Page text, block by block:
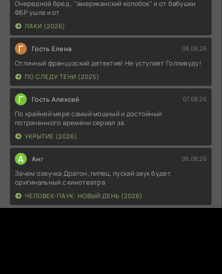
Очередной бред , "американский колобок" и от бабушки
ФБР ушла и от
ЛАКИ (2026)
Г Гость Елена 08.08.26
Отличный французский детектив! Не уступает Голливуду!
ПО СЛЕДУ ТЕНИ (2025)
Г Гость Алексей 07.08.26
По крайней мере самый мощный и достойный
потраченного времени сериал за
УКРЫТИЕ (2026)
А Анг 06.08.26
Зачем озвучка Драгон, пипец, пускай звук будет
оригинальный с кинотеатра
ЧЕЛОВЕК-ПАУК: НОВЫЙ ДЕНЬ (2026)